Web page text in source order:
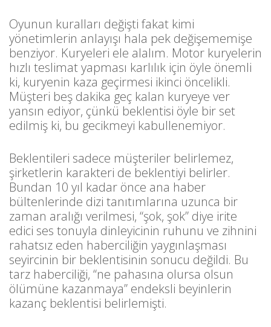
Oyunun kuralları değişti fakat kimi
yönetimlerin anlayışı hala pek değişememişe
benziyor. Kuryeleri ele alalım. Motor kuryelerin
hızlı teslimat yapması karlılık için öyle önemli
ki, kuryenin kaza geçirmesi ikinci öncelikli.
Müşteri beş dakika geç kalan kuryeye ver
yansın ediyor, çünkü beklentisi öyle bir set
edilmiş ki, bu gecikmeyi kabullenemiyor.
Beklentileri sadece müşteriler belirlemez,
şirketlerin karakteri de beklentiyi belirler.
Bundan 10 yıl kadar önce ana haber
bültenlerinde dizi tanıtımlarına uzunca bir
zaman aralığı verilmesi, “şok, şok” diye irite
edici ses tonuyla dinleyicinin ruhunu ve zihnini
rahatsız eden haberciliğin yaygınlaşması
seyircinin bir beklentisinin sonucu değildi. Bu
tarz haberciliği, “ne pahasına olursa olsun
ölümüne kazanmaya” endeksli beyinlerin
kazanç beklentisi belirlemişti.